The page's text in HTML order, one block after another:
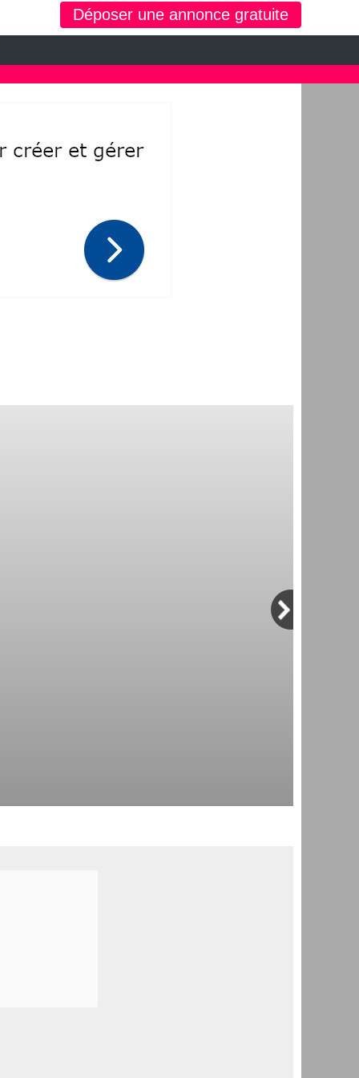
Déposer une annonce gratuite
| annonce hainaut collection
moto, équipements enfants ou maison sur le petit bazar